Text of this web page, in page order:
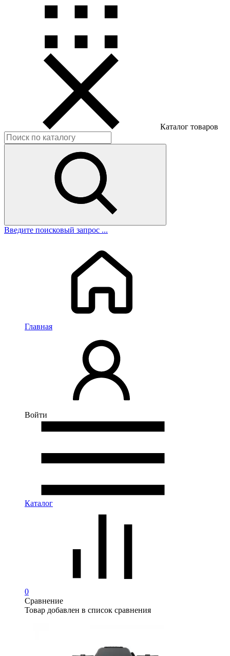
Каталог товаров
Введите поисковый запрос ...
Главная
Войти
Каталог
0
Сравнение
Товар добавлен в список сравнения